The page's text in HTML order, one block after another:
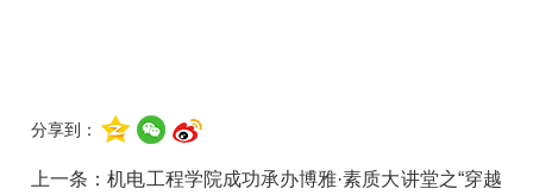
分享到：
上一条：机电工程学院成功承办博雅·素质大讲堂之“穿越